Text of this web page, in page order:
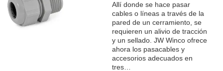
Allí donde se hace pasar
cables o líneas a través de la
pared de un cerramiento, se
requieren un alivio de tracción
y un sellado. JW Winco ofrece
ahora los pasacables y
accesorios adecuados en
tres…